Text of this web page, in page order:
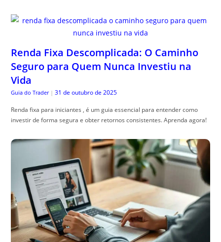
Renda Fixa Descomplicada: O Caminho
Seguro para Quem Nunca Investiu na
Vida
Guia do Trader | 31 de outubro de 2025
Renda fixa para iniciantes , é um guia essencial para entender como
investir de forma segura e obter retornos consistentes. Aprenda agora!